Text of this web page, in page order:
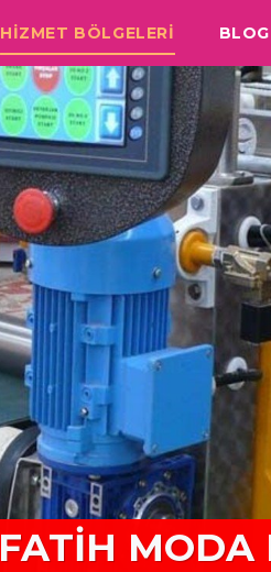
HİZMET BÖLGELERİ BLOG
FATİH